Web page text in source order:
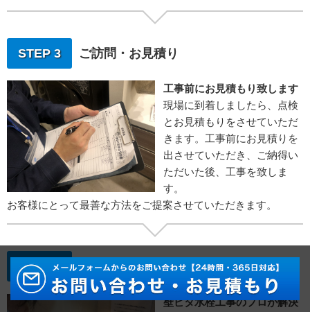
STEP 3 ご訪問・お見積り
工事前にお見積もり致します
現場に到着しましたら、点検
とお見積もりをさせていただ
きます。工事前にお見積りを
出させていただき、ご納得い
ただいた後、工事を致しま
す。
お客様にとって最善な方法をご提案させていただきます。
STEP 4 水栓取り付け工事
壁ピタ水栓工事のプロが解決